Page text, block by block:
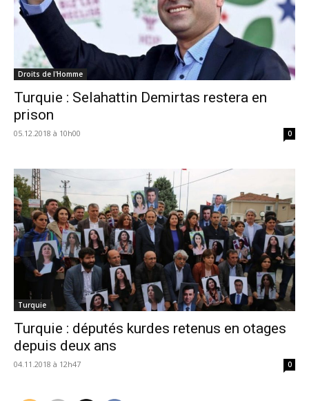
Droits de l'Homme
Turquie : Selahattin Demirtas restera en
prison
05.12.2018 à 10h00 0
Turquie
Turquie : députés kurdes retenus en otages
depuis deux ans
04.11.2018 à 12h47 0